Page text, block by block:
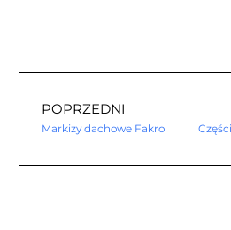
POPRZEDNI
Markizy dachowe Fakro